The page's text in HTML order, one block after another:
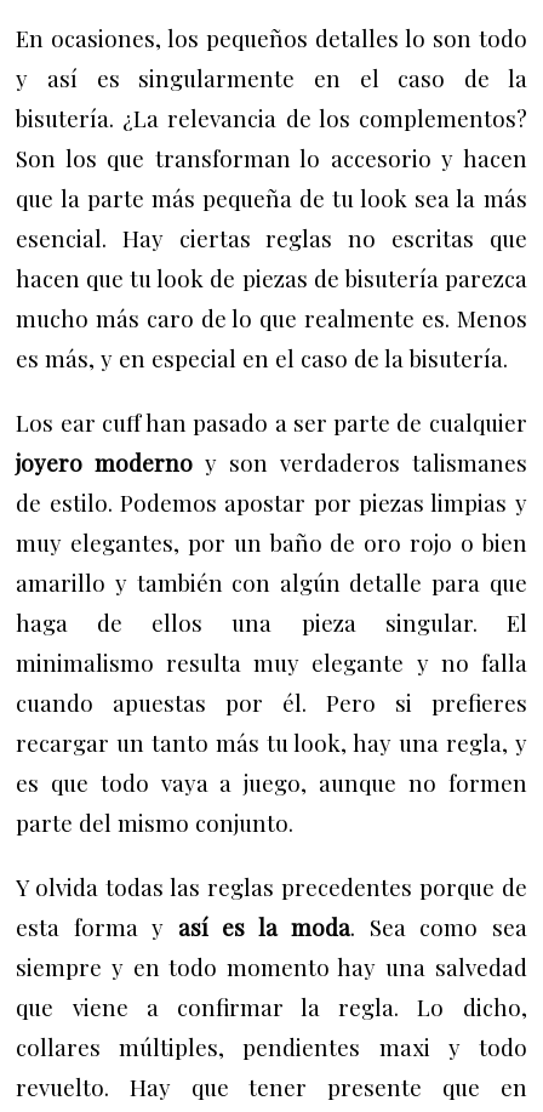
En ocasiones, los pequeños detalles lo son todo
y así es singularmente en el caso de la
bisutería. ¿La relevancia de los complementos?
Son los que transforman lo accesorio y hacen
que la parte más pequeña de tu look sea la más
esencial. Hay ciertas reglas no escritas que
hacen que tu look de piezas de bisutería parezca
mucho más caro de lo que realmente es. Menos
es más, y en especial en el caso de la bisutería.
Los ear cuff han pasado a ser parte de cualquier
joyero moderno y son verdaderos talismanes
de estilo. Podemos apostar por piezas limpias y
muy elegantes, por un baño de oro rojo o bien
amarillo y también con algún detalle para que
haga de ellos una pieza singular. El
minimalismo resulta muy elegante y no falla
cuando apuestas por él. Pero si prefieres
recargar un tanto más tu look, hay una regla, y
es que todo vaya a juego, aunque no formen
parte del mismo conjunto.
Y olvida todas las reglas precedentes porque de
esta forma y así es la moda. Sea como sea
siempre y en todo momento hay una salvedad
que viene a confirmar la regla. Lo dicho,
collares múltiples, pendientes maxi y todo
revuelto. Hay que tener presente que en